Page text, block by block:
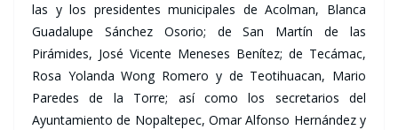
las y los presidentes municipales de Acolman, Blanca
Guadalupe Sánchez Osorio; de San Martín de las
Pirámides, José Vicente Meneses Benítez; de Tecámac,
Rosa Yolanda Wong Romero y de Teotihuacan, Mario
Paredes de la Torre; así como los secretarios del
Ayuntamiento de Nopaltepec, Omar Alfonso Hernández y